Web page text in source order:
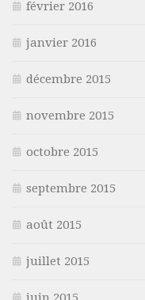
février 2016
janvier 2016
décembre 2015
novembre 2015
octobre 2015
septembre 2015
août 2015
juillet 2015